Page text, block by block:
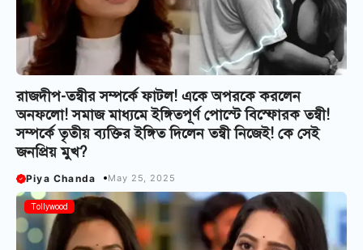
রাজদীপ-তন্বীর সম্পর্কে ফাটল! একে অপরকে করলেন
অনফলো! সমাজ মাধ্যমে ইঙ্গিতপূর্ণ পোস্টে বিস্ফোরক তন্বী!
সম্পর্কে তৃতীয় ব্যক্তির ইঙ্গিত দিলেন তন্বী নিজেই! কে সেই
জনপ্রিয় মুখ?
Piya Chanda May 25, 2025
Tollywood